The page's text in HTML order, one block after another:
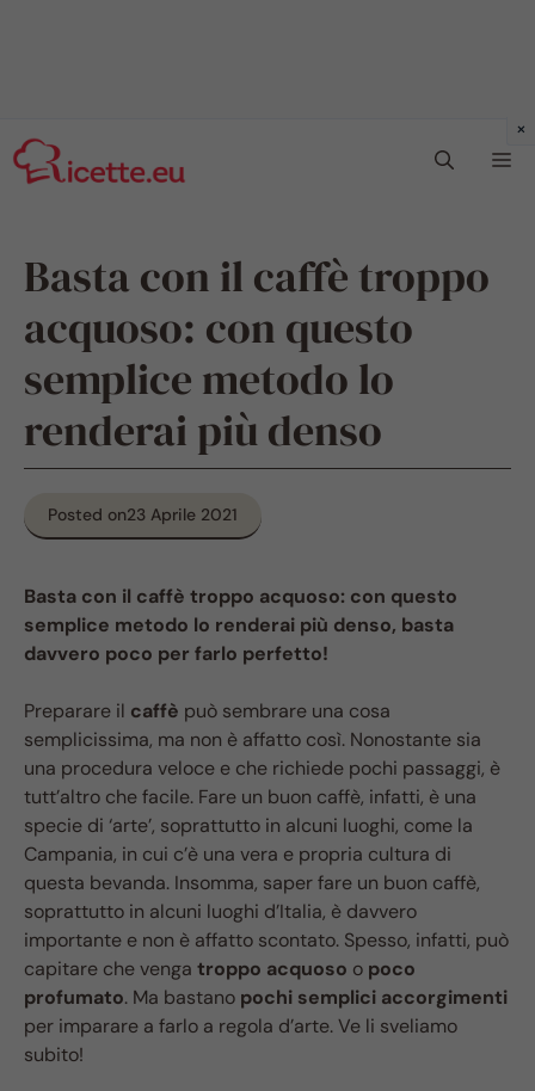
al
contenuto
Basta con il caffè troppo
acquoso: con questo
semplice metodo lo
renderai più denso
Posted on23 Aprile 2021
Basta con il caffè troppo acquoso: con questo
semplice metodo lo renderai più denso, basta
davvero poco per farlo perfetto!
Preparare il caffè può sembrare una cosa
semplicissima, ma non è affatto così. Nonostante sia
una procedura veloce e che richiede pochi passaggi, è
tutt’altro che facile. Fare un buon caffè, infatti, è una
specie di ‘arte’, soprattutto in alcuni luoghi, come la
Campania, in cui c’è una vera e propria cultura di
questa bevanda. Insomma, saper fare un buon caffè,
soprattutto in alcuni luoghi d’Italia, è davvero
importante e non è affatto scontato. Spesso, infatti, può
capitare che venga troppo acquoso o poco
profumato. Ma bastano pochi semplici accorgimenti
per imparare a farlo a regola d’arte. Ve li sveliamo
subito!